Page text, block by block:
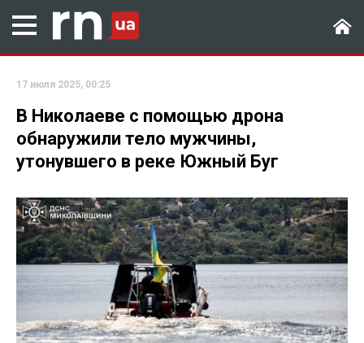
17 июля 2025, 00:25
В Николаеве с помощью дрона
обнаружили тело мужчины,
утонувшего в реке Южный Буг